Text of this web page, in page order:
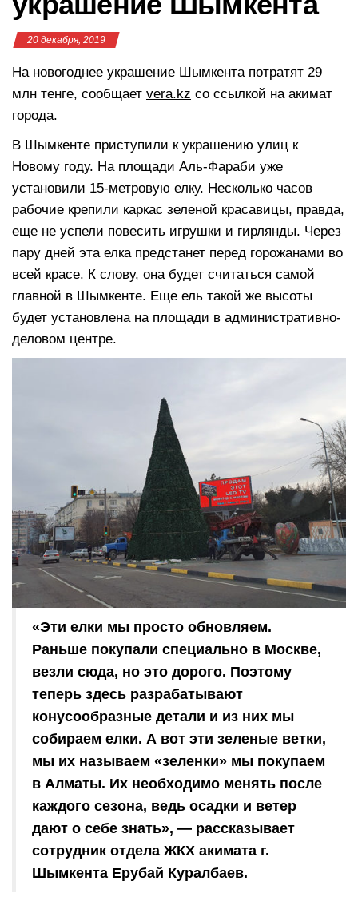
20 декабря, 2019
На новогоднее украшение Шымкента потратят 29
млн тенге, сообщает vera.kz со ссылкой на акимат
города.
В Шымкенте приступили к украшению улиц к
Новому году. На площади Аль-Фараби уже
установили 15-метровую елку. Несколько часов
рабочие крепили каркас зеленой красавицы, правда,
еще не успели повесить игрушки и гирлянды. Через
пару дней эта елка предстанет перед горожанами во
всей красе. К слову, она будет считаться самой
главной в Шымкенте. Еще ель такой же высоты
будет установлена на площади в административно-
деловом центре.
«Эти елки мы просто обновляем.
Раньше покупали специально в Москве,
везли сюда, но это дорого. Поэтому
теперь здесь разрабатывают
конусообразные детали и из них мы
собираем елки. А вот эти зеленые ветки,
мы их называем «зеленки» мы покупаем
в Алматы. Их необходимо менять после
каждого сезона, ведь осадки и ветер
дают о себе знать», — рассказывает
сотрудник отдела ЖКХ акимата г.
Шымкента Ерубай Куралбаев.